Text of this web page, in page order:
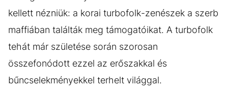
kellett nézniük: a korai turbofolk-zenészek a szerb
maffiában találták meg támogatóikat. A turbofolk
tehát már születése során szorosan
összefonódott ezzel az erőszakkal és
bűncselekményekkel terhelt világgal.